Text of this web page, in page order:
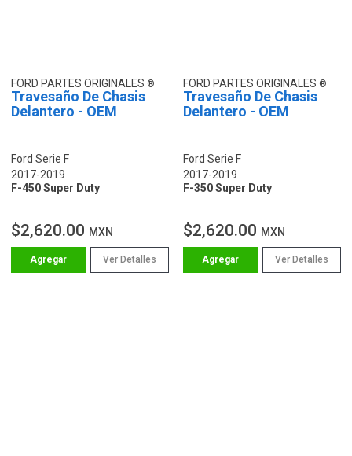
FORD PARTES ORIGINALES
Travesaño De Chasis
Delantero - OEM
Ford Serie F
2017-2019
F-450 Super Duty
$2,620.00 MXN
Ver Detalles
FORD PARTES ORIGINALES
Travesaño De Chasis
Delantero - OEM
Ford Serie F
2017-2019
F-350 Super Duty
$2,620.00 MXN
Ver Detalles